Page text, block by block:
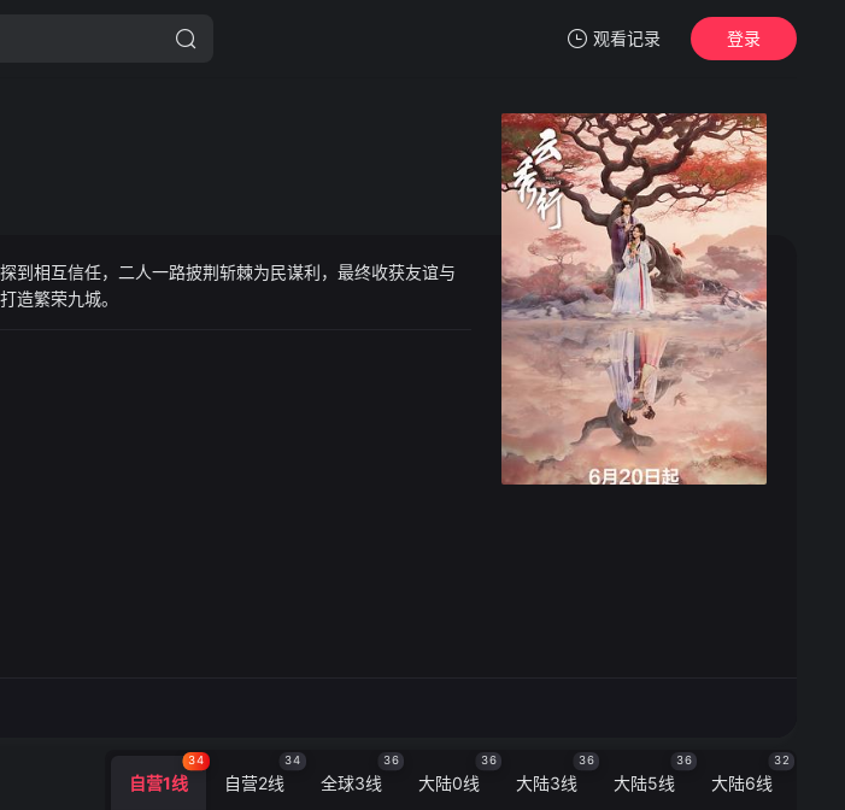
观看记录
暂无观看影片的记录
登录
到相互信任，二人一路披荆斩棘为民谋利，最终收获友谊与
打造繁荣九城。
自营1线
34
自营2线
34
全球3线
36
大陆0线
36
大陆3线
36
大陆5线
36
大陆6线
32